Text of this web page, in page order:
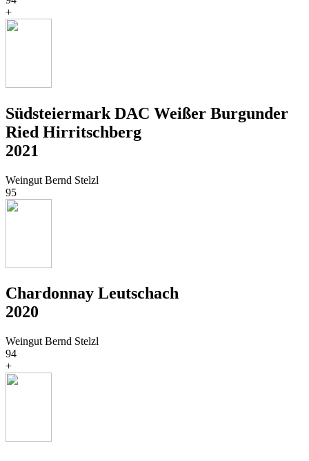
+
Südsteiermark DAC Weißer Burgunder
Ried Hirritschberg
2021
Weingut Bernd Stelzl
95
Chardonnay Leutschach
2020
Weingut Bernd Stelzl
94
+